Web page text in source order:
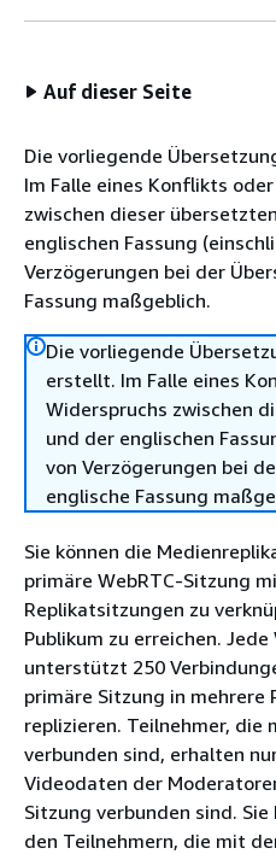
Auf dieser Seite
Die vorliegende
Im Falle eines Konflikts
zwischen dieser
englischen Fassung
Verzögerungen bei der
Fassung maßgeblich.
Die vorliegende
erstellt. Im Falle eines
Widerspruchs zwischen
und der englischen
von Verzögerungen bei
englische Fassung
Sie können die
primäre WebRTC-Sitzung
Replikatsitzungen zu
Publikum zu erreichen.
unterstützt 250
primäre Sitzung in mehrere
replizieren. Teilnehmer, die
verbunden sind, erhalten
Videodaten der
Sitzung verbunden sind.
den Teilnehmern, die mit